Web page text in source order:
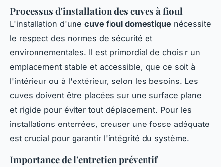
Processus d'installation des cuves à fioul
L'installation d'une cuve fioul domestique nécessite
le respect des normes de sécurité et
environnementales. Il est primordial de choisir un
emplacement stable et accessible, que ce soit à
l'intérieur ou à l'extérieur, selon les besoins. Les
cuves doivent être placées sur une surface plane
et rigide pour éviter tout déplacement. Pour les
installations enterrées, creuser une fosse adéquate
est crucial pour garantir l'intégrité du système.
Importance de l'entretien préventif